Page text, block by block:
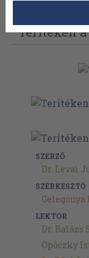
Vissza az
Terítéken a
SZERZŐ
Dr. Lévai
SZERKESZTŐ
LEKTOR
Dr. Balázs
Opóczky